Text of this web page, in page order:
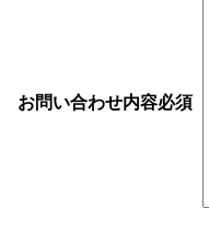
お問い合わせ内容必須